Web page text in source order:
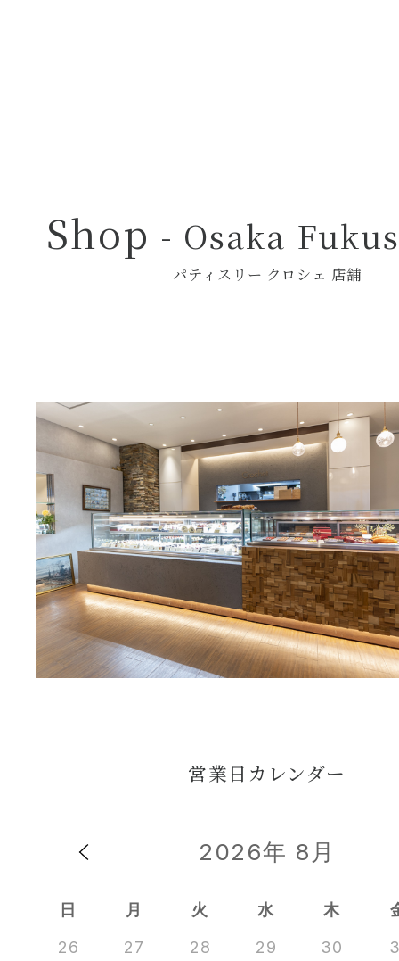
Shop - Osaka
パティスリー クロシェ 店舗
営業日カレンダー
2026年 8月
日 月 火 水 木
26
27 28 29 30